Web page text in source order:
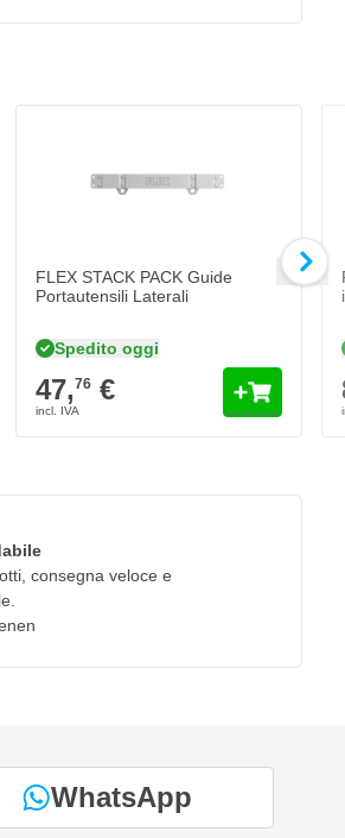
FLEX STACK PACK Guide
Portautensili Laterali
Spedito oggi
47,76 €
consegna veloce e
WhatsApp